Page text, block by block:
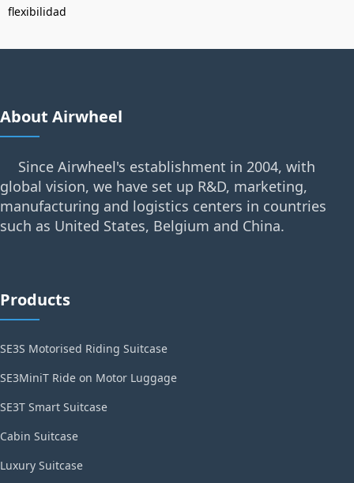
flexibilidad
About Airwheel
Since Airwheel's establishment in 2004, with
global vision, we have set up R&D, marketing,
manufacturing and logistics centers in countries
such as United States, Belgium and China.
Products
SE3S Motorised Riding Suitcase
SE3MiniT Ride on Motor Luggage
SE3T Smart Suitcase
Cabin Suitcase
Luxury Suitcase